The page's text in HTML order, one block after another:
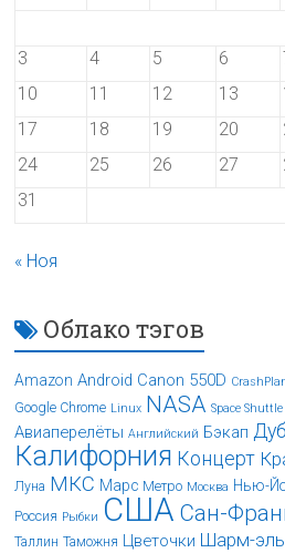
3
4 5 6
10
11 12 13
17
18 19 20
24
25 26 27
31
« Ноя
Облако тэгов
Amazon Android Canon 550D
Google Chrome Linux NASA Space Shuttle
Авиаперелёты Английский Бэкап
Калифорния Концерт
Луна МКС Марс Метро Москва Нью-
Россия Рыбки США Сан-
Таллин Таможня Цветочки Шарм-